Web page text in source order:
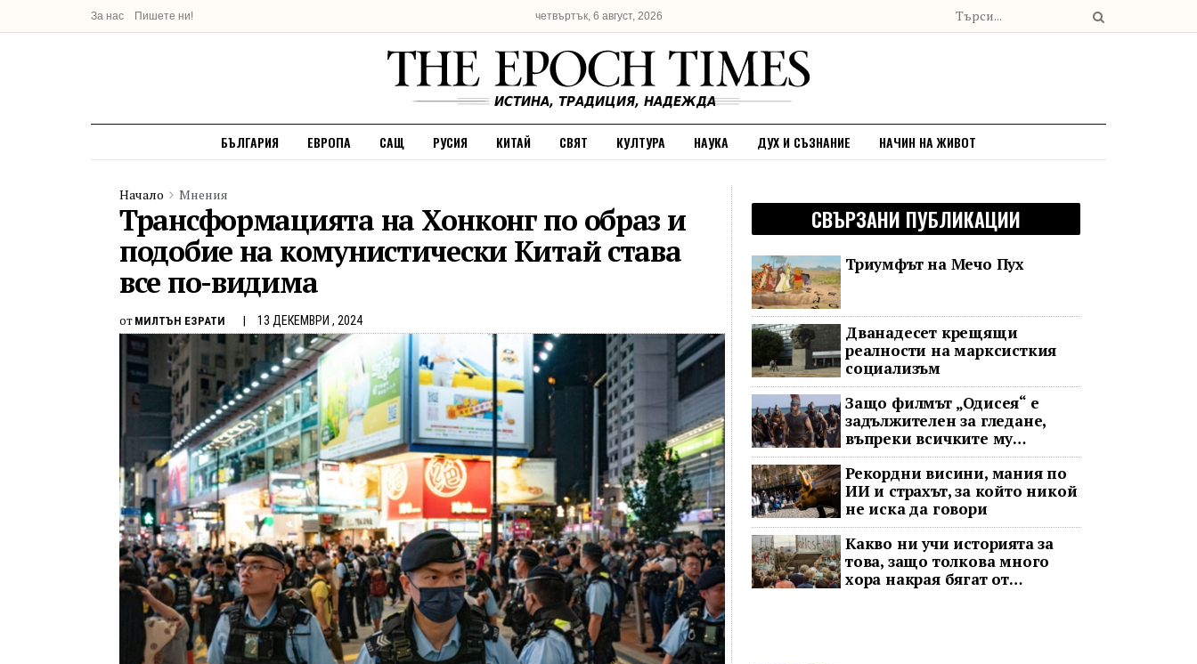
За нас Пишете ни! четвъртък, 6 август, 2026
БЪЛГАРИЯ ЕВРОПА САЩ РУСИЯ КИТАЙ СВЯТ КУЛТУРА НАУКА ДУХ И СЪЗНАНИЕ НАЧИН НА ЖИВОТ
Начало Мнения
Трансформацията на Хонконг по образ и
подобие на комунистически Китай става
все по-видима
от МИЛТЪН ЕЗРАТИ 13 ДЕКЕМВРИ , 2024
СВЪРЗАНИ ПУБЛИКАЦИИ
Триумфът на Мечо Пух
Дванадесет крещящи
реалности на марксисткия
социализъм
Защо филмът „Одисея“ е
задължителен за гледане,
въпреки всичките му
недостатъци
Рекордни висини, мания по
ИИ и страхът, за който никой
не иска да говори
Какво ни учи историята за
това, защо толкова много
хора накрая бягат от